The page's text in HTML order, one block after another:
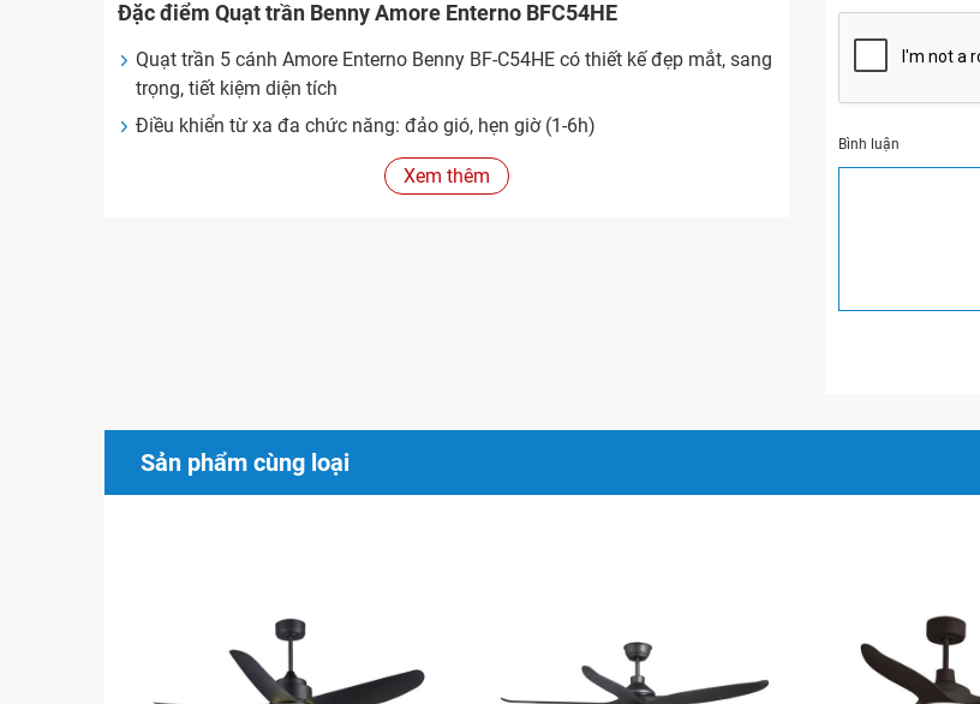
Đặc điểm Quạt trần Benny Amore Enterno BFC54HE
Quạt trần 5 cánh Amore Enterno Benny BF-C54HE có thiết kế đẹp mắt, sang
trọng, tiết kiệm diện tích
Điều khiển từ xa đa chức năng: đảo gió, hẹn giờ (1-6h)
Công suất 38 watt, chức năng hẹn giờ tiện lợi
Quạt trần 5 cánh Benny BF-C54HE có 6 tốc độ gió, làm mát hiệu quả
tính thẩm mỹ cao cho mọi căn phòng.
Hình ảnh
Xem thêm
Bình luận
Sản phẩm cùng loại